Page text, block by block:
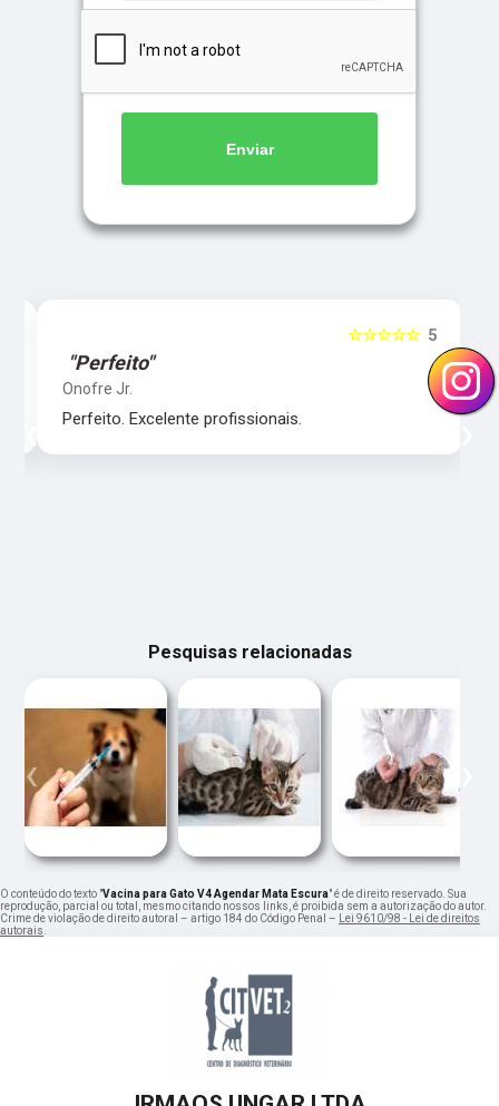
Enviar
5
☆☆☆☆☆
"Perfeito"
Onofre Jr.
Perfeito. Excelente profissionais.
‹ ›
Pesquisas relacionadas
‹ ›
O conteúdo do texto "Vacina para Gato V4 Agendar Mata Escura" é de direito reservado. Sua
reprodução, parcial ou total, mesmo citando nossos links, é proibida sem a autorização do autor.
Crime de violação de direito autoral – artigo 184 do Código Penal – Lei 9610/98 - Lei de direitos
autorais.